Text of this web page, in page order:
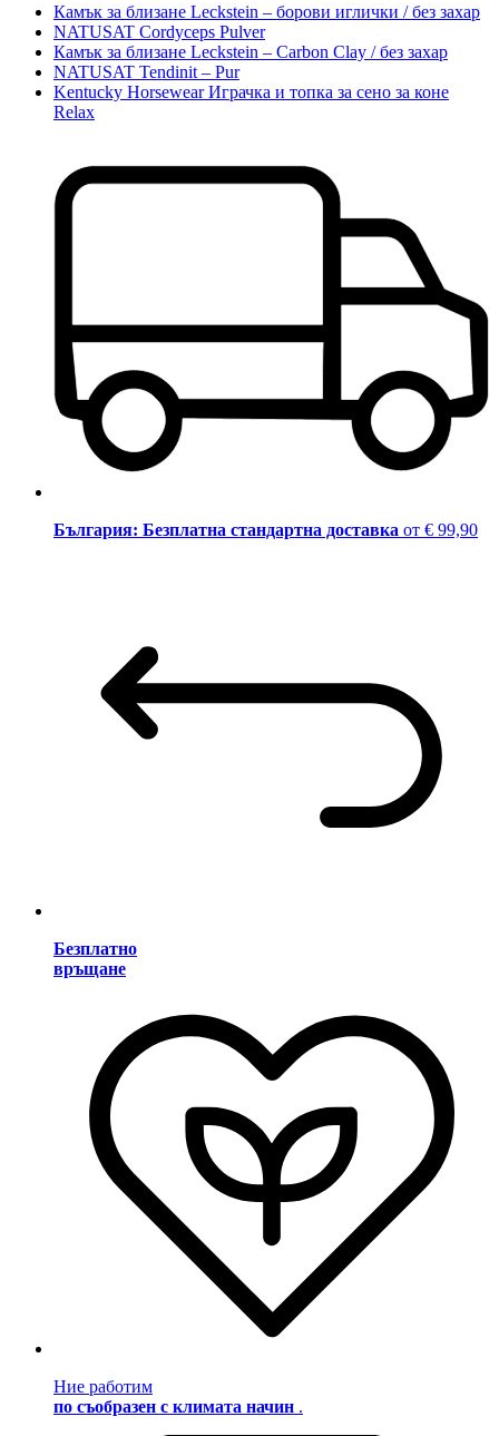
Камък за близане Leckstein – борови иглички / без захар
NATUSAT Cordyceps Pulver
Камък за близане Leckstein – Carbon Clay / без захар
NATUSAT Tendinit – Pur
Kentucky Horsewear Играчка и топка за сено за коне
Relax
България: Безплатна стандартна доставка от € 99,90
Безплатно
връщане
Ние работим
по съобразен с климата начин .